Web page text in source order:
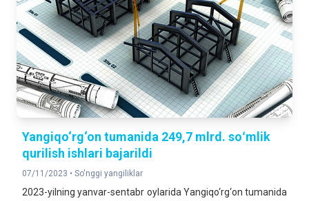
Yangiqo‘rg‘on tumanida 249,7 mlrd. soʻmlik
qurilish ishlari bajarildi
07/11/2023 • So'nggi yangiliklar
2023-yilning yanvar-sentabr oylarida Yangiqo‘rg‘on tumanida